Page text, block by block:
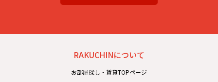
RAKUCHINについて
お部屋探し・賃貸TOPページ